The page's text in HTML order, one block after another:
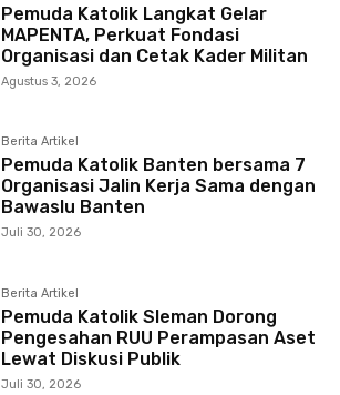
Pemuda Katolik Langkat Gelar
MAPENTA, Perkuat Fondasi
Organisasi dan Cetak Kader Militan
Agustus 3, 2026
Berita Artikel
Pemuda Katolik Banten bersama 7
Organisasi Jalin Kerja Sama dengan
Bawaslu Banten
Juli 30, 2026
Berita Artikel
Pemuda Katolik Sleman Dorong
Pengesahan RUU Perampasan Aset
Lewat Diskusi Publik
Juli 30, 2026